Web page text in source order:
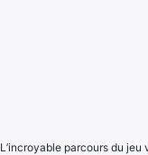
L’incroyable parcours du jeu